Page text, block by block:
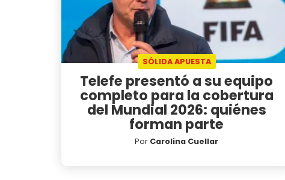
SÓLIDA APUESTA
Telefe presentó a su equipo
completo para la cobertura
del Mundial 2026: quiénes
forman parte
Por Carolina Cuellar